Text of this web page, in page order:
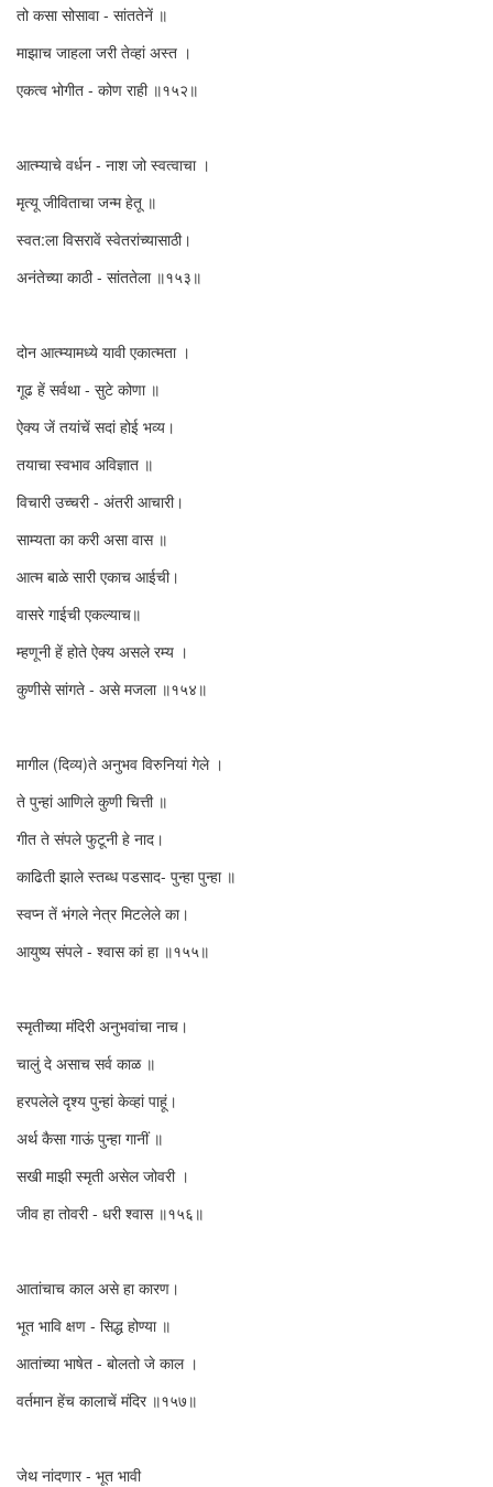
तो कसा सोसावा - सांततेनें ॥
माझाच जाहला जरी तेव्हां अस्त ।
एकत्व भोगीत - कोण राही ॥१५२॥
आत्म्याचे वर्धन - नाश जो स्वत्वाचा ।
मृत्यू जीविताचा जन्म हेतू ॥
स्वत:ला विसरावें स्वेतरांच्यासाठी।
अनंतेच्या काठी - सांततेला ॥१५३॥
दोन आत्म्यामध्ये यावी एकात्मता ।
गूढ हें सर्वथा - सुटे कोणा ॥
ऐक्य जें तयांचें सदां होई भव्य।
तयाचा स्वभाव अविज्ञात ॥
विचारी उच्चरी - अंतरी आचारी।
साम्यता का करी असा वास ॥
आत्म बाळे सारी एकाच आईची।
वासरे गाईची एकल्याच॥
म्हणूनी हें होते ऐक्य असले रम्य ।
कुणीसे सांगते - असे मजला ॥१५४॥
मागील (दिव्य)ते अनुभव विरुनियां गेले ।
ते पुन्हां आणिले कुणी चित्ती ॥
गीत ते संपले फुटूनी हे नाद।
काढिती झाले स्तब्ध पडसाद- पुन्हा पुन्हा ॥
स्वप्न तें भंगले नेत्र मिटलेले का।
आयुष्य संपले - श्वास कां हा ॥१५५॥
स्मृतीच्या मंदिरी अनुभवांचा नाच।
चालुं दे असाच सर्व काळ ॥
हरपलेले दृश्य पुन्हां केव्हां पाहूं।
अर्थ कैसा गाऊं पुन्हा गानीं ॥
सखी माझी स्मृती असेल जोवरी ।
जीव हा तोवरी - धरी श्वास ॥१५६॥
आतांचाच काल असे हा कारण।
भूत भावि क्षण - सिद्ध होण्या ॥
आतांच्या भाषेत - बोलतो जे काल ।
वर्तमान हेंच कालाचें मंदिर ॥१५७॥
जेथ नांदणार - भूत भावी